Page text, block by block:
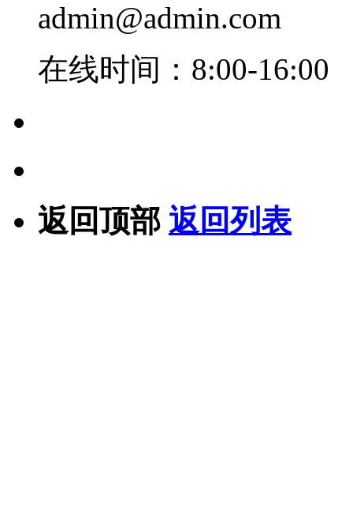
admin@admin.com
在线时间：8:00-16:00
返回顶部 返回列表